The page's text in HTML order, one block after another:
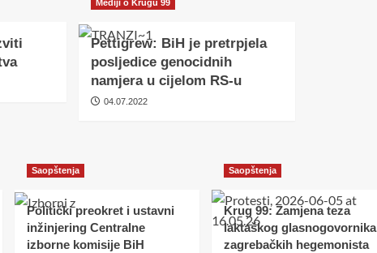
Mediji o Krugu 99
Pettigrew: BiH je pretrpjela
posljedice genocidnih
namjera u cijelom RS-u
04.07.2022
Saopštenja
Politički preokret i ustavni
inžinjering Centralne
izborne komisije BiH
Saopštenja
Krug 99: Zamjena teza
laktaškog glasnogovornika
zagrebačkih hegemonista